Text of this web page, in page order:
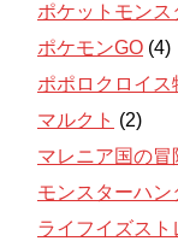
ポケットモン
ポケモンGO (4)
ポポロクロイス
マルクト (2)
マレニア国の冒
モンスターハン
ライフイズスト